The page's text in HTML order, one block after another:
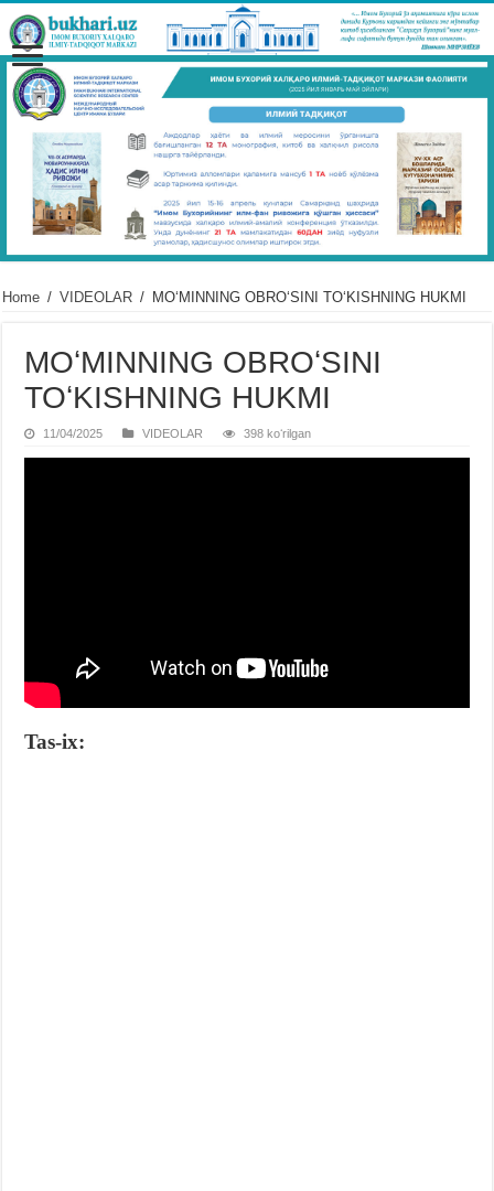
Home / VIDЕOLAR / MOʻMINNING OBROʻSINI TOʻKISHNING HUKMI
MOʻMINNING OBROʻSINI
TOʻKISHNING HUKMI
11/04/2025 VIDЕOLAR 398 koʻrilgan
Tas-ix: